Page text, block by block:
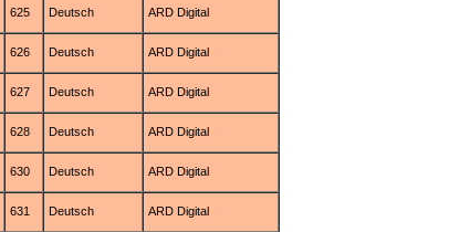
625 Deutsch ARD Digital
626 Deutsch ARD Digital
627 Deutsch ARD Digital
628 Deutsch ARD Digital
630 Deutsch ARD Digital
631 Deutsch ARD Digital